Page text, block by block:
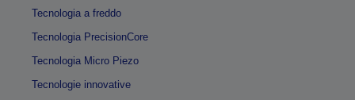
Tecnologia a freddo
Tecnologia PrecisionCore
Tecnologia Micro Piezo
Tecnologie innovative